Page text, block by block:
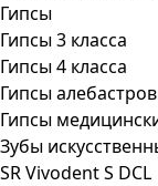
Гипсы
Гипсы 3 класса
Гипсы 4 класса
Гипсы
Гипсы
Зубы
SR Vivodent S DCL